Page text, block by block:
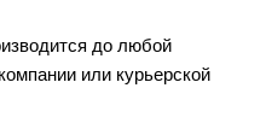
до любой
или курьерской